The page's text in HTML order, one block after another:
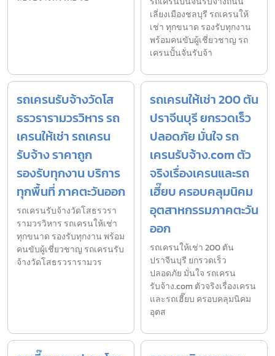
เลี่ยงเมืองชลบุรี รถเครนให้
เช่า ทุกขนาด รองรับทุกงาน
พร้อมคนขับผู้เชี่ยวชาญ รถ
เครนปั้นจั่นรับจ้า
รถเครนรับจ้างวัดโส
ธรวรารามวรวิหาร รถ
เครนให้เช่า รถเครน
รับจ้าง ราคาถูก
รองรับทุกงาน บริการ
ทุกพื้นที่ ภาคตะวันออก
รถเครนรับจ้างวัดโสธรวรา
รามวรวิหาร รถเครนให้เช่า
ทุกขนาด รองรับทุกงาน พร้อม
คนขับผู้เชี่ยวชาญ รถเครนรับ
จ้างวัดโสธรวรารามวร
รถเครนให้เช่า 200 ตัน
ปราจีนบุรี ยกรวดเร็ว
ปลอดภัย มั่นใจ รถ
เครนรับจ้าง.com ตัว
จริงเรื่องเครนและรถ
เฮี๊ยบ ครอบคลุมนิคม
อุตสาหกรรมภาคตะวัน
ออก
รถเครนให้เช่า 200 ตัน
ปราจีนบุรี ยกรวดเร็ว
ปลอดภัย มั่นใจ รถเครน
รับจ้าง.com ตัวจริงเรื่องเครน
และรถเฮี๊ยบ ครอบคลุมนิคม
อุตส